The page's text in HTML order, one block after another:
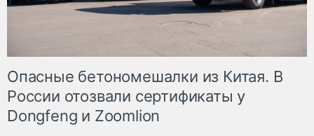
Опасные бетономешалки из Китая. В
России отозвали сертификаты у
Dongfeng и Zoomlion